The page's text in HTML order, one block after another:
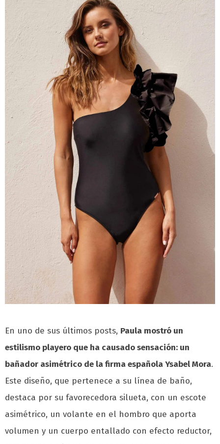
En uno de sus últimos posts, Paula mostró un
estilismo playero que ha causado sensación: un
bañador asimétrico de la firma española Ysabel Mora.
Este diseño, que pertenece a su línea de baño,
destaca por su favorecedora silueta, con un escote
asimétrico, un volante en el hombro que aporta
volumen y un cuerpo entallado con efecto reductor,